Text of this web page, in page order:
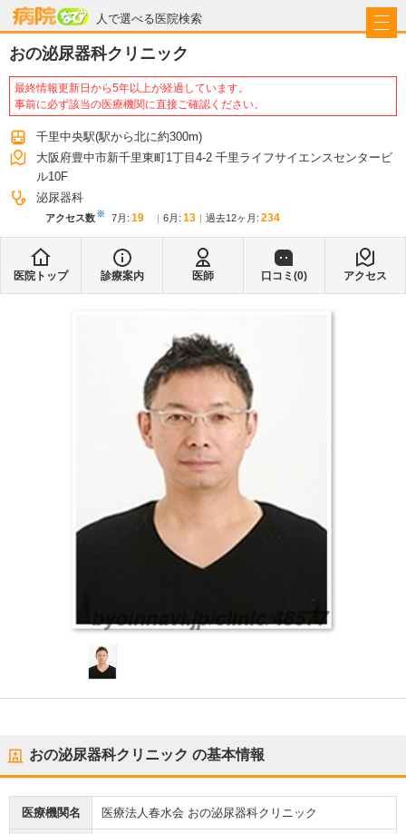
人で選べる医院検索
病院なび
おの泌尿器科クリニック
最終情報更新日から5年以上が経過しています。
事前に必ず該当の医療機関に直接ご確認ください。
千里中央駅(駅から北に約300m)
大阪府豊中市新千里東町1丁目4-2 千里ライフサイエンスセンタービ
ル10F
泌尿器科
アクセス数※ 7月 : 19 6月 : 13 過去12ヶ月: 234
医院トップ 診療案内 医師 口コミ(0) アクセス
おの泌尿器科クリニック の基本情報
医療機関名 医療法人春水会 おの泌尿器科クリニック